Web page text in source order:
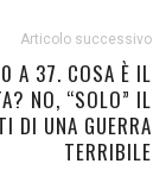
Articolo successivo
A 37. COSA È IL
NO, “SOLO” IL
DI UNA GUERRA
TERRIBILE